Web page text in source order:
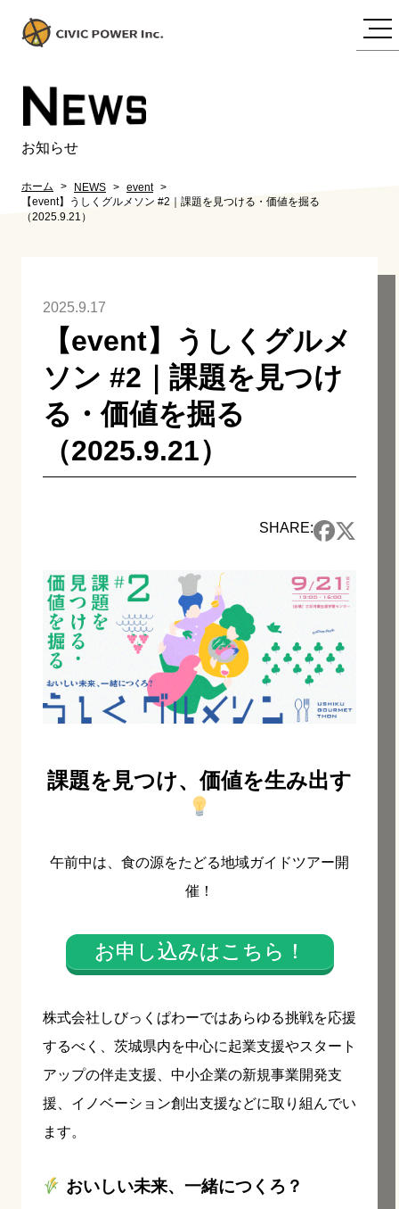
NEWS
お知らせ
ホーム NEWS
event
【event】うしくグルメソン #2｜課題を見つける・価値を掘る
（2025.9.21）
2025.9.17
【event】うしくグルメ
ソン #2｜課題を見つけ
る・価値を掘る
（2025.9.21）
SHARE:
課題を見つけ、価値を生み出す
午前中は、食の源をたどる地域ガイドツアー開
催！
お申し込みはこちら！
株式会社しびっくぱわーではあらゆる挑戦を応援
するべく、茨城県内を中心に起業支援やスタート
アップの伴走支援、中小企業の新規事業開発支
援、イノベーション創出支援などに取り組んでい
ます。
おいしい未来、一緒につくろ？